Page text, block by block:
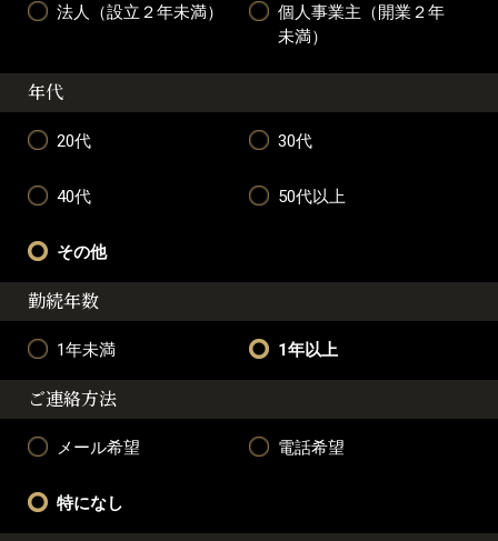
法人（設立２年未満）
個人事業主（開業２年
未満）
年代
20代 30代
40代 50代以上
その他
勤続年数
1年未満 1年以上
ご連絡方法
メール希望 電話希望
特になし